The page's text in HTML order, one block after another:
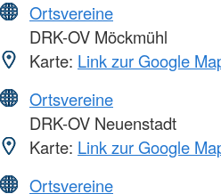
Ortsvereine
DRK-OV Möckmühl
Karte: Link zur Google
Ortsvereine
DRK-OV Neuenstadt
Karte: Link zur Google
Ortsvereine